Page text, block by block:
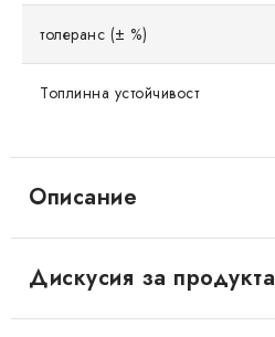
Описание
толеранс (± %)
Топлинна устойчивост
Дискусия за продукта